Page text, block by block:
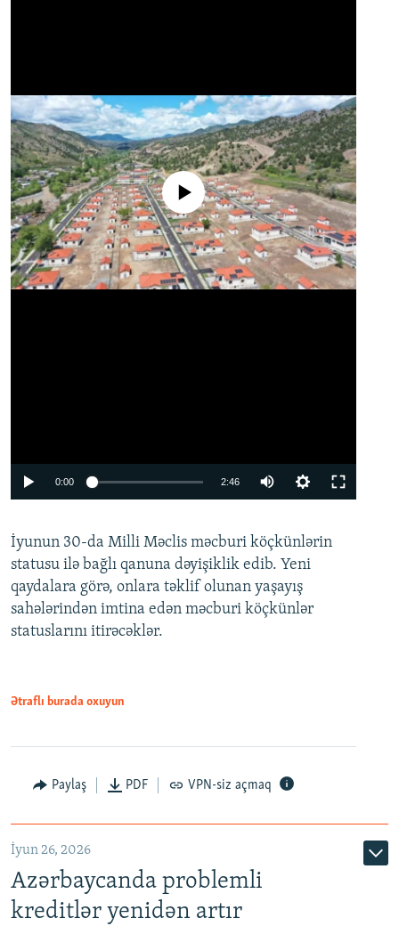
Auto 240p 360p 480p
720p 1080p
No media source currently available
0:00 2:46
360p
480p
720p
İyunun 30-da Milli Məclis məcburi köçkünlərin
statusu ilə bağlı qanuna dəyişiklik edib. Yeni
qaydalara görə, onlara təklif olunan yaşayış
sahələrindən imtina edən məcburi köçkünlər
statuslarını itirəcəklər.
Ətraflı burada oxuyun
Paylaş PDF VPN-siz açmaq
İyun 26, 2026
Azərbaycanda problemli
kreditlər yenidən artır